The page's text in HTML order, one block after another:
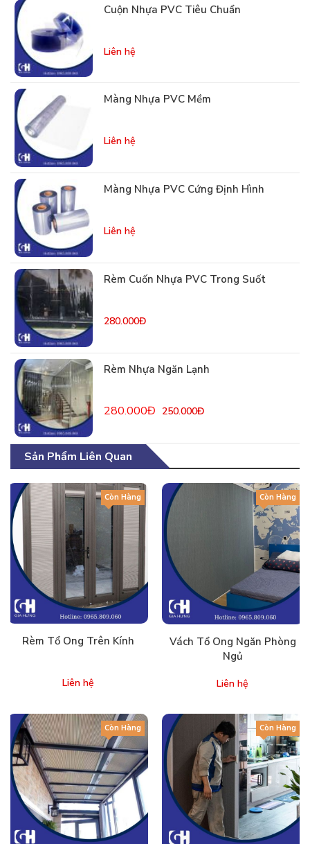
Cuộn Nhựa PVC Tiêu Chuẩn
Liên hệ
Màng Nhựa PVC Mềm
Liên hệ
Màng Nhựa PVC Cứng Định Hình
Liên hệ
Rèm Cuốn Nhựa PVC Trong Suốt
280.000Đ
Rèm Nhựa Ngăn Lạnh
280.000Đ 250.000Đ
Sản Phẩm Liên Quan
Còn Hàng
Rèm Tổ Ong Trên Kính
Liên hệ
Còn Hàng
Vách Tổ Ong Ngăn Phòng
Ngủ
Liên hệ
Còn Hàng Còn Hàng